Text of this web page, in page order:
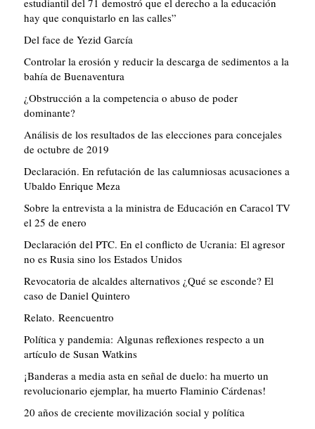
hay que conquistarlo en las calles”
Del face de Yezid García
Controlar la erosión y reducir la descarga de sedimentos a la
bahía de Buenaventura
¿Obstrucción a la competencia o abuso de poder
dominante?
Análisis de los resultados de las elecciones para concejales
de octubre de 2019
Declaración. En refutación de las calumniosas acusaciones a
Ubaldo Enrique Meza
Sobre la entrevista a la ministra de Educación en Caracol TV
el 25 de enero
Declaración del PTC. En el conflicto de Ucrania: El agresor
no es Rusia sino los Estados Unidos
Revocatoria de alcaldes alternativos ¿Qué se esconde? El
caso de Daniel Quintero
Relato. Reencuentro
Política y pandemia: Algunas reflexiones respecto a un
artículo de Susan Watkins
¡Banderas a media asta en señal de duelo: ha muerto un
revolucionario ejemplar, ha muerto Flaminio Cárdenas!
20 años de creciente movilización social y política